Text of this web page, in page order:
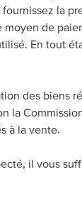
la
moyen de
En tout
des biens
la
à la vente.
il vous